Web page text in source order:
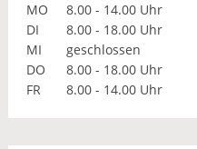
MO
8.00 - 14.00 Uhr
DI
8.00 - 18.00 Uhr
MI
geschlossen
DO
8.00 - 18.00 Uhr
FR
8.00 - 14.00 Uhr